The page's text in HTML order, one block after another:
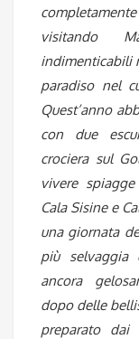
visitando
indimenticabili
paradiso nel
Quest’anno
con due
crociera sul
vivere
Cala Sisine e
una giornata
più selvaggia
ancora
dopo delle
preparato